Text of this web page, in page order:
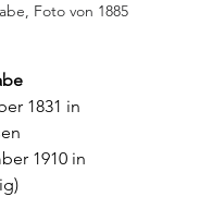
Foto von 1885
1831 in
1910 in